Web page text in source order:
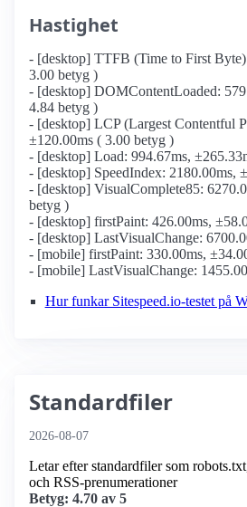
Hastighet
- [desktop] TTFB (Time to First
3.00 betyg )
- [desktop] DOMContentLoaded:
4.84 betyg )
- [desktop] LCP (Largest Contentful
±120.00ms ( 3.00 betyg )
- [desktop] Load: 994.67ms,
- [desktop] SpeedIndex: 2180.00ms,
- [desktop] VisualComplete85:
betyg )
- [desktop] firstPaint: 426.00ms,
- [desktop] LastVisualChange:
- [mobile] firstPaint: 330.00ms,
- [mobile] LastVisualChange:
Hur funkar Sitespeed.io-testet på
Standardfiler
2026-08-07
Letar efter standardfiler som
och RSS-prenumerationer
Betyg: 4.70 av 5